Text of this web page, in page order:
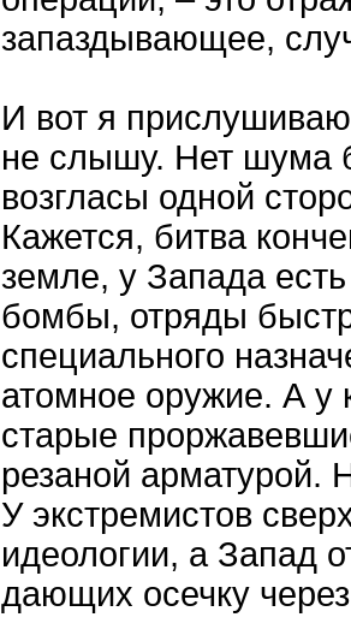
запаздывающее,
И вот я
не слышу. Нет шума
возгласы одной
Кажется, битва
земле, у Запада
бомбы, отряды
специального
атомное оружие. А у
старые
резаной арматурой.
У экстремистов
идеологии, а Запад
дающих осечку